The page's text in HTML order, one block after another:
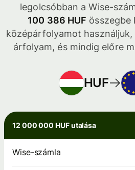
legolcsóbban a Wise-
100 386 HUF összegbe
középárfolyamot
árfolyam, és mindig előre
HUF
12 000 000 HUF utalása
Wise-számla